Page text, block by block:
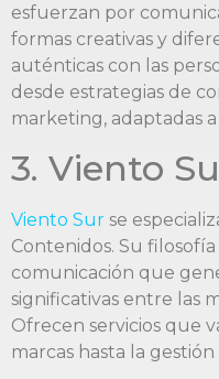
esfuerzan por
formas creativas y
auténticas con las
desde estrategias de
marketing, adaptadas
3. Viento
Viento Sur se
Contenidos. Su
comunicación que
significativas entre las
Ofrecen servicios que
marcas hasta la gestión